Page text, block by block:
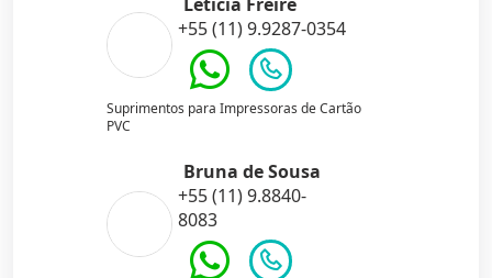
+55 (11) 9.9287-0354
Suprimentos para Impressoras de Cartão
PVC
Bruna de Sousa
+55 (11) 9.8840-
8083